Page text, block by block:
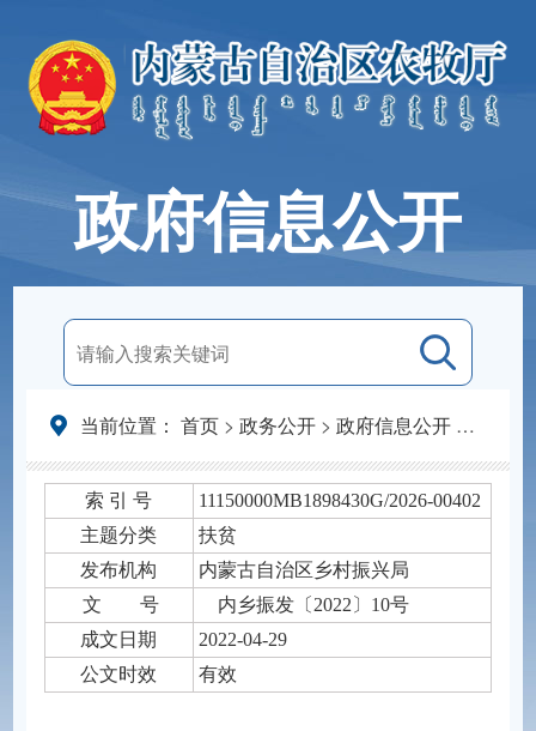
政府信息公开
当前位置： 首页> 政务公开> 政府信息公开> 法定主
索 引 号
11150000MB1898430G/2026-00402
主题分类
扶贫
发布机构
​内蒙古自治区乡村振兴局
文 号
内乡振发〔2022〕10号
成文日期
2022-04-29
公文时效
有效